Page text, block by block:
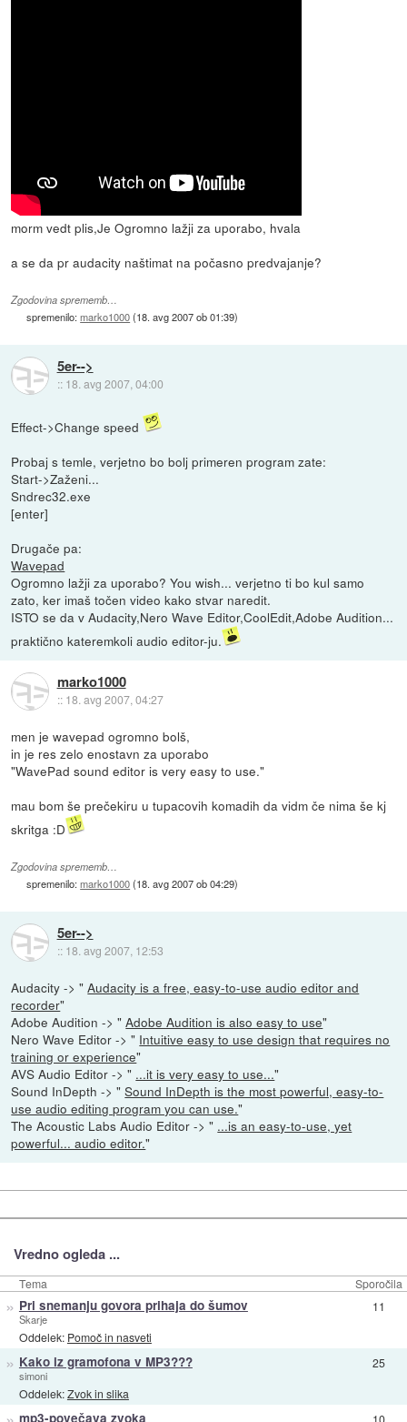
morm vedt plis,Je Ogromno lažji za uporabo, hvala
a se da pr audacity naštimat na počasno predvajanje?
Zgodovina sprememb…
spremenilo:marko1000(18. avg 2007 ob 01:39)
5er-->
:: 18. avg 2007, 04:00
Effect->Change speed
Probaj s temle, verjetno bo bolj primeren program zate:
Start->Zaženi...
Sndrec32.exe
[enter]
Drugače pa:
Wavepad
Ogromno lažji za uporabo? You wish... verjetno ti bo kul samo
zato, ker imaš točen video kako stvar naredit.
ISTO se da v Audacity,Nero Wave Editor,CoolEdit,Adobe Audition...
praktično kateremkoli audio editor-ju.
marko1000
:: 18. avg 2007, 04:27
men je wavepad ogromno bolš,
in je res zelo enostavn za uporabo
"WavePad sound editor is very easy to use."
mau bom še prečekiru u tupacovih komadih da vidm če nima še kj
skritga :D
Zgodovina sprememb…
spremenilo:marko1000(18. avg 2007 ob 04:29)
5er-->
:: 18. avg 2007, 12:53
Audacity -> "Audacity is a free, easy-to-use audio editor and
recorder"
Adobe Audition -> "Adobe Audition is also easy to use"
Nero Wave Editor -> " Intuitive easy to use design that requires no
training or experience"
AVS Audio Editor -> " ...it is very easy to use..."
Sound InDepth -> "Sound InDepth is the most powerful, easy-to-
use audio editing program you can use."
The Acoustic Labs Audio Editor -> " ...is an easy-to-use, yet
powerful... audio editor."
Vredno ogleda ...
Tema Sporočila
» Pri snemanju govora prihaja do šumov
Skarje
Oddelek: Pomoč in nasveti
11
» Kako iz gramofona v MP3???
simoni
Oddelek:Zvok in slika
25
mp3-povečava zvoka